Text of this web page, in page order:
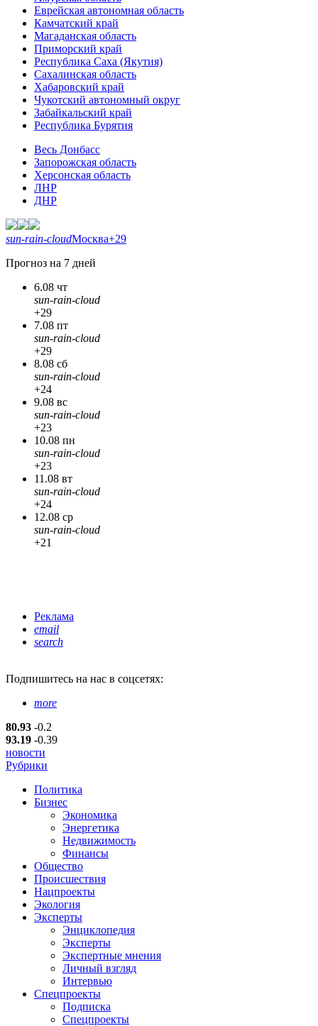
Еврейская автономная область
Камчатский край
Магаданская область
Приморский край
Республика Саха (Якутия)
Сахалинская область
Хабаровский край
Чукотский автономный округ
Забайкальский край
Республика Бурятия
Весь Донбасс
Запорожская область
Херсонская область
ЛНР
ДНР
sun-rain-cloudМосква+29
Прогноз на 7 дней
6.08 чт
sun-rain-cloud
+29
7.08 пт
sun-rain-cloud
+29
8.08 сб
sun-rain-cloud
+24
9.08 вс
sun-rain-cloud
+23
10.08 пн
sun-rain-cloud
+23
11.08 вт
sun-rain-cloud
+24
12.08 ср
sun-rain-cloud
+21
Реклама
email
search
Подпишитесь на нас в соцсетях:
more
80.93 -0.2
93.19 -0.39
новости
Рубрики
Политика
Бизнес
Экономика
Энергетика
Недвижимость
Финансы
Общество
Происшествия
Нацпроекты
Экология
Эксперты
Энциклопедия
Эксперты
Экспертные мнения
Личный взгляд
Интервью
Спецпроекты
Подписка
Спецпроекты